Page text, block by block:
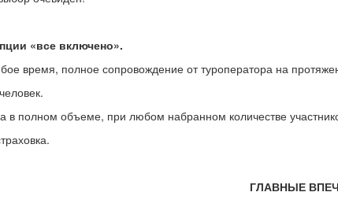
«все включено».
время, полное сопровождение от туроператора на
в полном объеме, при любом набранном количестве
ГЛАВНЫЕ